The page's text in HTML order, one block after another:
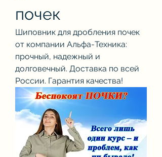
почек
Шиповник для дробления почек
от компании Альфа-Техника:
прочный, надежный и
долговечный. Доставка по всей
России. Гарантия качества!